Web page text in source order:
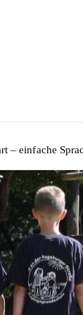
– einfache